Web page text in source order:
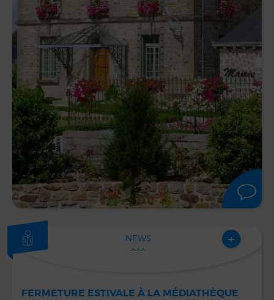
NEWS +
FERMETURE ESTIVALE À LA MÉDIATHÈQUE